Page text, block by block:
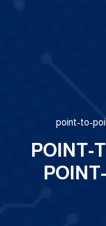
point-to-
POINT-